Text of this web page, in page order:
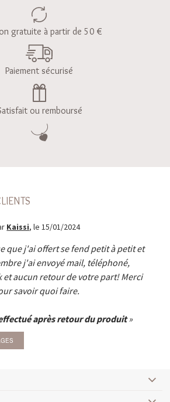
gratuite à partir de 50 €
Paiement sécurisé
ou remboursé
Kaissi, le 15/01/2024
que j'ai offert se fend petit à petit et
j'ai envoyé mail, téléphoné,
et aucun retour de votre part! Merci
savoir quoi faire.
après retour du produit